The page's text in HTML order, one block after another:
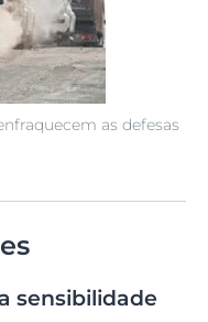
as defesas
sensibilidade